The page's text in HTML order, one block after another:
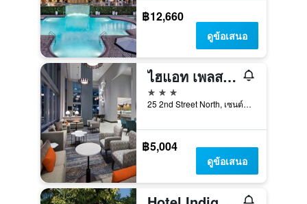
฿12,660
ดูข้อเสนอ
ไฮแอท เพลส เซนต์ปีเตอร์สเบิร์ก / ดาวน์ทาวน์
3 ดาว
25 2nd Street North, เซนต์ปีเตอร์สเบิร์ก, FL, สหรัฐอเมริกา
฿5,004
ดูข้อเสนอ